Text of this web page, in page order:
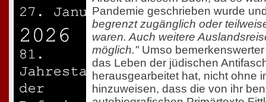
Pandemie geschrieben wurde
begrenzt zugänglich oder
waren. Auch weitere
möglich."Umso
das Leben der jüdischen
herausgearbeitet hat, nicht ohne
hinzuweisen, dass die von ihr